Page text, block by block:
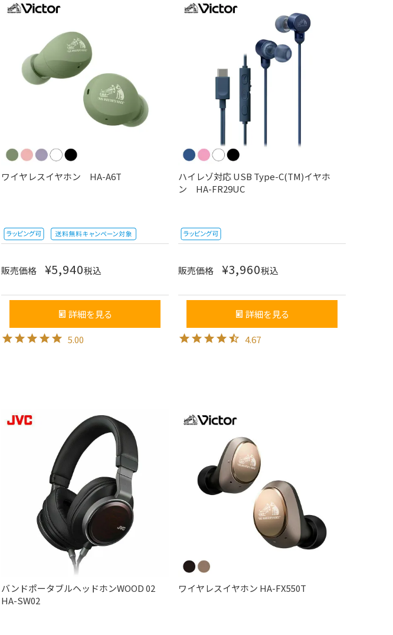
ワイヤレスイヤホン HA-A6T
販売価格 ¥5,940税込
詳細を見る
5.00
ハイレゾ対応 USB Type-C(TM)イヤホ
ン HA-FR29UC
販売価格 ¥3,960税込
詳細を見る
4.67
バンドポータブルヘッドホンWOOD 02
HA-SW02
ワイヤレスイヤホン HA-FX550T